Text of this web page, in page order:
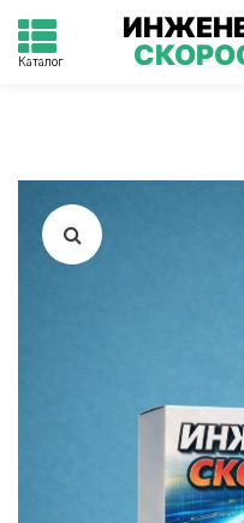
Каталог